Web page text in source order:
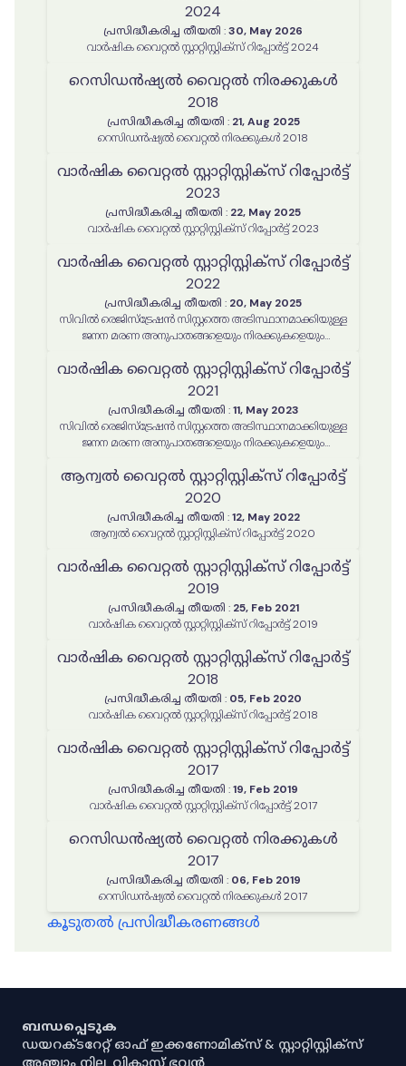
2024
പ്രസിദ്ധീകരിച്ച തീയതി :30, May 2026
വാർഷിക വൈറ്റൽ സ്റ്റാറ്റിസ്റ്റിക്‌സ് റിപ്പോർട്ട് 2024
റെസിഡൻഷ്യൽ വൈറ്റൽ നിരക്കുകൾ
2018
പ്രസിദ്ധീകരിച്ച തീയതി : 21, Aug 2025
റെസിഡൻഷ്യൽ വൈറ്റൽ നിരക്കുകൾ 2018
വാർഷിക വൈറ്റൽ സ്റ്റാറ്റിസ്റ്റിക്‌സ് റിപ്പോർട്ട്
2023
പ്രസിദ്ധീകരിച്ച തീയതി : 22, May 2025
വാർഷിക വൈറ്റൽ സ്റ്റാറ്റിസ്റ്റിക്‌സ് റിപ്പോർട്ട് 2023
വാർഷിക വൈറ്റൽ സ്റ്റാറ്റിസ്റ്റിക്‌സ് റിപ്പോർട്ട്
2022
പ്രസിദ്ധീകരിച്ച തീയതി : 20, May 2025
സിവിൽ രെജിസ്ട്രേഷൻ സിസ്റ്റത്തെ അടിസ്ഥാനമാക്കിയുള്ള
ജനന മരണ അനുപാതങ്ങളെയും നിരക്കുകളെയും
വാർഷിക വൈറ്റൽ സ്റ്റാറ്റിസ്റ്റിക്‌സ് റിപ്പോർട്ട്
2021
പ്രസിദ്ധീകരിച്ച തീയതി : 11, May 2023
സിവിൽ രെജിസ്ട്രേഷൻ സിസ്റ്റത്തെ അടിസ്ഥാനമാക്കിയുള്ള
ജനന മരണ അനുപാതങ്ങളെയും നിരക്കുകളെയും
ആന്വൽ വൈറ്റൽ സ്റ്റാറ്റിസ്റ്റിക്‌സ് റിപ്പോർട്ട്
2020
പ്രസിദ്ധീകരിച്ച തീയതി : 12, May 2022
ആന്വൽ വൈറ്റൽ സ്റ്റാറ്റിസ്റ്റിക്‌സ് റിപ്പോർട്ട് 2020
വാർഷിക വൈറ്റൽ സ്റ്റാറ്റിസ്റ്റിക്‌സ് റിപ്പോർട്ട്
2019
പ്രസിദ്ധീകരിച്ച തീയതി : 25, Feb 2021
വാർഷിക വൈറ്റൽ സ്റ്റാറ്റിസ്റ്റിക്‌സ് റിപ്പോർട്ട് 2019
വാർഷിക വൈറ്റൽ സ്റ്റാറ്റിസ്റ്റിക്‌സ് റിപ്പോർട്ട്
2018
പ്രസിദ്ധീകരിച്ച തീയതി : 05, Feb 2020
വാർഷിക വൈറ്റൽ സ്റ്റാറ്റിസ്റ്റിക്‌സ് റിപ്പോർട്ട് 2018
വാർഷിക വൈറ്റൽ സ്റ്റാറ്റിസ്റ്റിക്‌സ് റിപ്പോർട്ട്
2017
പ്രസിദ്ധീകരിച്ച തീയതി :19, Feb 2019
വാർഷിക വൈറ്റൽ സ്റ്റാറ്റിസ്റ്റിക്‌സ് റിപ്പോർട്ട് 2017
റെസിഡൻഷ്യൽ വൈറ്റൽ നിരക്കുകൾ
2017
പ്രസിദ്ധീകരിച്ച തീയതി : 06, Feb 2019
റെസിഡൻഷ്യൽ വൈറ്റൽ നിരക്കുകൾ 2017
കൂടുതൽ പ്രസിദ്ധീകരണങ്ങൾ
ബന്ധപ്പെടുക
ഡയറക്ടറേറ്റ് ഓഫ് ഇക്കണോമിക്സ് & സ്റ്റാറ്റിസ്റ്റിക്സ്
അഞ്ചാം നില, വികാസ് ഭവൻ